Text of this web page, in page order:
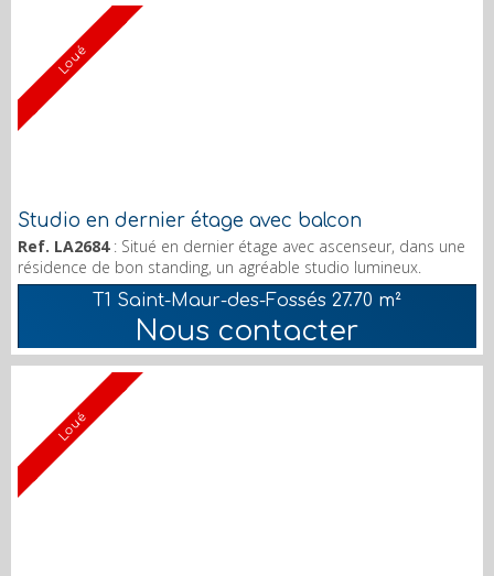
Loué
Studio en dernier étage avec balcon
Ref. LA2684: Situé en dernier étage avec ascenseur, dans une
résidence de bon standing, un agréable studio lumineux.
Composé d'une entrée, d'une cuisine indépendante aménagée
et équipée de plaques électriques et hotte. Séjour avec
parquet donnant sur balcon, salle de bains et toilettes
indépendant. Cave. RER A à 15mn à pied Commerces à 10mn à
pied chauffage et eau chaude collectif honoraires l...
T1 Saint-Maur-des-Fossés 27.70 m²
Nous contacter
Loué